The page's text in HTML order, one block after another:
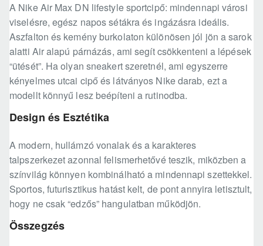
A Nike Air Max DN lifestyle sportcipő: mindennapi városi
viselésre, egész napos sétákra és ingázásra ideális.
Aszfalton és kemény burkolaton különösen jól jön a sarok
alatti Air alapú párnázás, ami segít csökkenteni a lépések
“ütését”. Ha olyan sneakert szeretnél, ami egyszerre
kényelmes utcai cipő és látványos Nike darab, ezt a
modellt könnyű lesz beépíteni a rutinodba.
Design és Esztétika
A modern, hullámzó vonalak és a karakteres
talpszerkezet azonnal felismerhetővé teszik, miközben a
színvilág könnyen kombinálható a mindennapi szettekkel.
Sportos, futurisztikus hatást kelt, de pont annyira letisztult,
hogy ne csak “edzős” hangulatban működjön.
Összegzés